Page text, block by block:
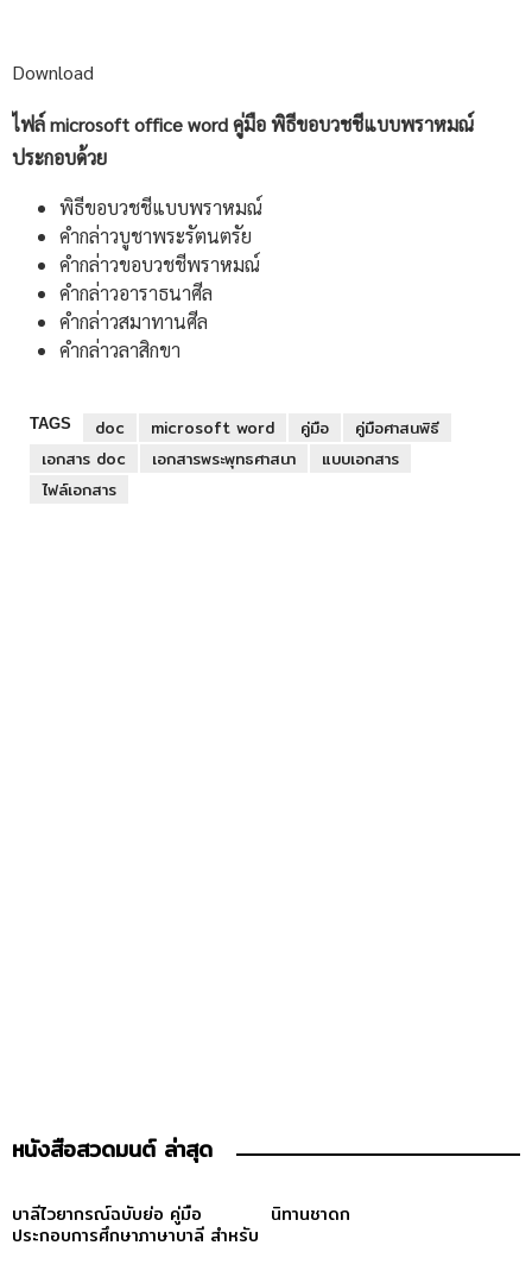
Download
ไฟล์ microsoft office word คู่มือ พิธีขอบวชชีแบบพราหมณ์
ประกอบด้วย
พิธีขอบวชชีแบบพราหมณ์
คำกล่าวบูชาพระรัตนตรัย
คำกล่าวขอบวชชีพราหมณ์
คำกล่าวอาราธนาศีล
คำกล่าวสมาทานศีล
คำกล่าวลาสิกขา
TAGS doc microsoft word คู่มือ
คู่มือศาสนพิธี
เอกสาร doc
เอกสารพระพุทธศาสนา
แบบเอกสาร
ไฟล์เอกสาร
หนังสือสวดมนต์ ล่าสุด
บาลีไวยากรณ์ฉบับย่อ คู่มือ
ประกอบการศึกษาภาษาบาลี สำหรับ
นิทานชาดก